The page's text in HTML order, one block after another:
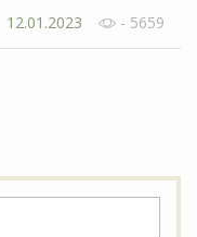
12.01.2023 - 5659